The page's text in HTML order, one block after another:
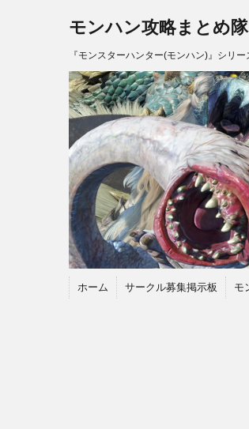
モンハン攻略まとめ隊
『モンスターハンター(モンハン)』シリ
ホーム サークル募集掲示板 モ